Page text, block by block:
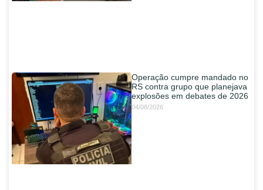
Operação cumpre mandado no
RS contra grupo que planejava
explosões em debates de 2026
04/08/2026